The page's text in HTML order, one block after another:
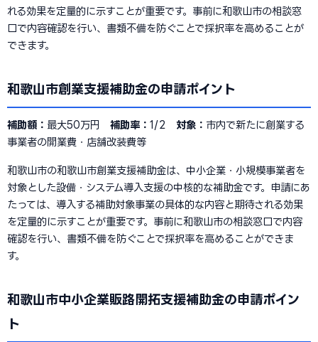
れる効果を定量的に示すことが重要です。事前に和歌山市の相談窓
口で内容確認を行い、書類不備を防ぐことで採択率を高めることが
できます。
和歌山市創業支援補助金の申請ポイント
補助額： 最大50万円 補助率： 1/2 対象： 市内で新たに創業する
事業者の開業費・店舗改装費等
和歌山市の和歌山市創業支援補助金は、中小企業・小規模事業者を
対象とした設備・システム導入支援の中核的な補助金です。申請にあ
たっては、導入する補助対象事業の具体的な内容と期待される効果
を定量的に示すことが重要です。事前に和歌山市の相談窓口で内容
確認を行い、書類不備を防ぐことで採択率を高めることができま
す。
和歌山市中小企業販路開拓支援補助金の申請ポイン
ト